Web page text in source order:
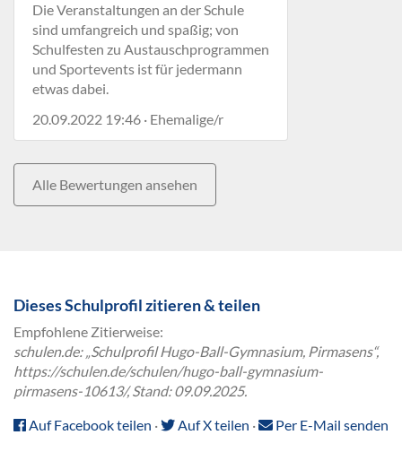
Die Veranstaltungen an der Schule
sind umfangreich und spaßig; von
Schulfesten zu Austauschprogrammen
und Sportevents ist für jedermann
etwas dabei.
20.09.2022 19:46 · Ehemalige/r
Alle Bewertungen ansehen
Dieses Schulprofil zitieren & teilen
Empfohlene Zitierweise:
schulen.de: „Schulprofil Hugo-Ball-Gymnasium, Pirmasens“,
https://schulen.de/schulen/hugo-ball-gymnasium-
pirmasens-10613/, Stand: 09.09.2025.
Auf Facebook teilen · Auf X teilen · Per E-Mail senden